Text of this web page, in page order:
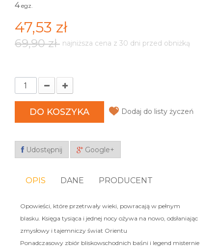
4 egz.
47,53 zł
69,90 zł najniższa cena z 30 dni przed obniżką
DO KOSZYKA Dodaj do listy życzeń
Udostępnij Google+
OPIS DANE PRODUCENT
Opowieści, które przetrwały wieki, powracają w pełnym
blasku. Księga tysiąca i jednej nocy ożywa na nowo, odsłaniając
zmysłowy i tajemniczy świat Orientu
Ponadczasowy zbiór bliskowschodnich baśni i legend misternie